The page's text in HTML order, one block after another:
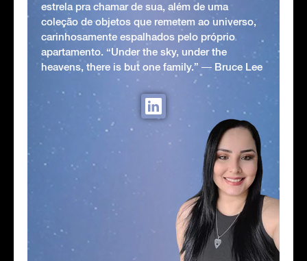
estrela pra chamar de sua, além de uma
coleção de objetos que remetem ao universo,
carinhosamente espalhados pelo próprio
apartamento. “Under the sky, under the
heavens, there is but one family.” ― Bruce Lee